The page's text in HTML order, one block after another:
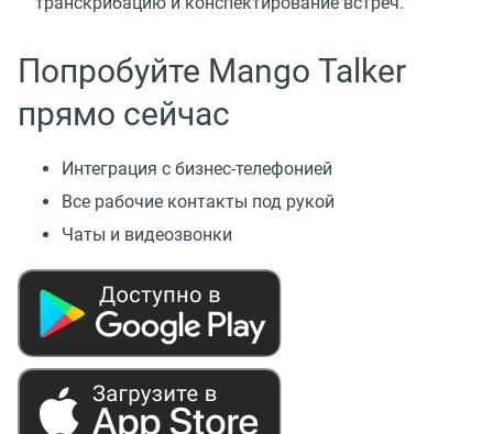
Попробуйте Mango Talker
прямо сейчас
Интеграция с бизнес-телефонией
Все рабочие контакты под рукой
Чаты и видеозвонки